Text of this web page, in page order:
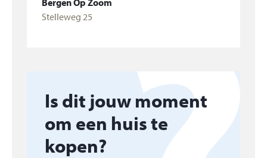
Bergen Op Zoom
Stelleweg 25
Is dit jouw moment
om een huis te
kopen?